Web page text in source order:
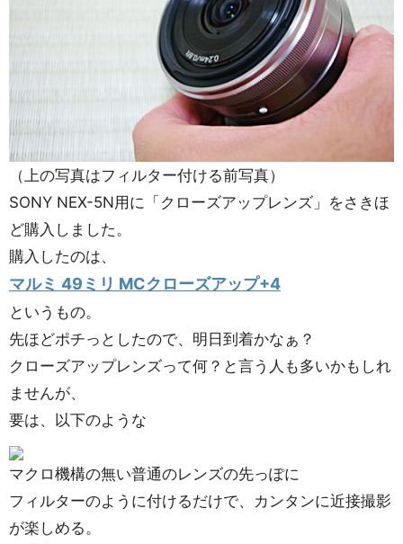
（上の写真はフィルター付ける前写真）
SONY NEX-5N用に「クローズアップレンズ」をさきほ
ど購入しました。
購入したのは、
マルミ 49ミリ MCクローズアップ+4
というもの。
先ほどポチっとしたので、明日到着かなぁ？
クローズアップレンズって何？と言う人も多いかもしれ
ませんが、
要は、以下のような
マクロ機構の無い普通のレンズの先っぽに
フィルターのように付けるだけで、カンタンに近接撮影
が楽しめる。